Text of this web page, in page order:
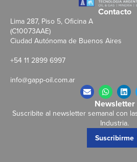
Contacto
Lima 287, Piso 5, Oficina A
(C10073AAE)
Ciudad Autónoma de Buenos Aires
+54 11 2899 6997
info@gapp-oil.com.ar
Newsletter
Suscribite al newsletter semanal con
Industria.
Suscribirme